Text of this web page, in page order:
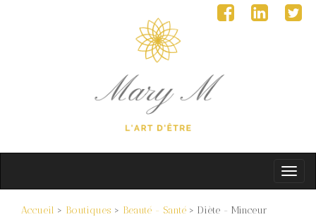
Accueil > Boutiques > Beauté - Santé > Diète - Minceur